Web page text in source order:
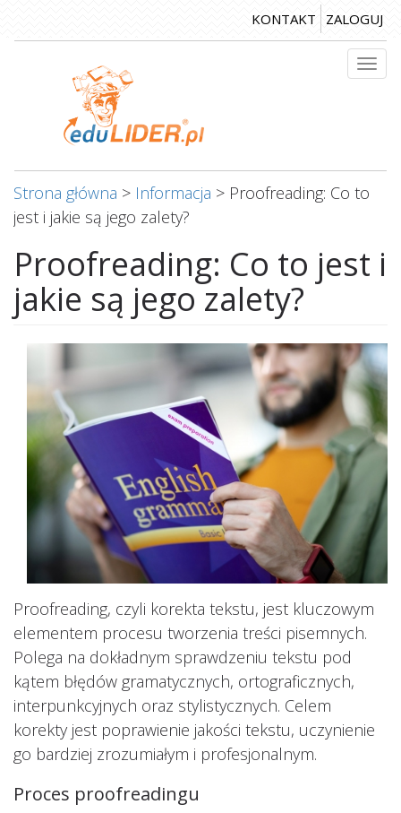
do
KONTAKT ZALOGUJ
Strona główna > Informacja > Proofreading: Co to
jest i jakie są jego zalety?
Proofreading: Co to jest i
jakie są jego zalety?
Proofreading, czyli korekta tekstu, jest kluczowym
elementem procesu tworzenia treści pisemnych.
Polega na dokładnym sprawdzeniu tekstu pod
kątem błędów gramatycznych, ortograficznych,
interpunkcyjnych oraz stylistycznych. Celem
korekty jest poprawienie jakości tekstu, uczynienie
go bardziej zrozumiałym i profesjonalnym.
Proces proofreadingu